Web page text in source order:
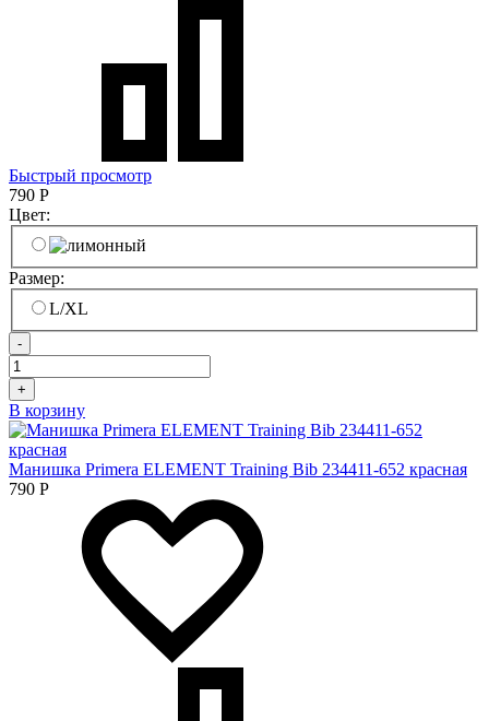
Быстрый просмотр
790 Р
Цвет:
Размер:
L/XL
-
+
В корзину
Манишка Primera ELEMENT Training Bib 234411-652 красная
790 Р